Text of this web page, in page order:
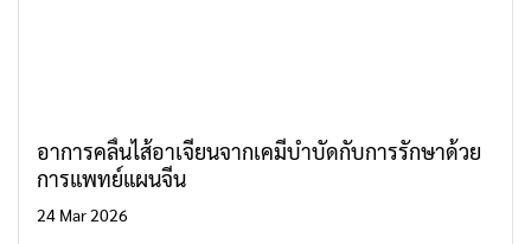
อาการคลื่นไส้อาเจียนจากเคมีบำบัดกับการรักษาด้วย
การแพทย์แผนจีน
24 Mar 2026